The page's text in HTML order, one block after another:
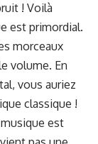
! Voilà
est primordial.
morceaux
volume. En
vous auriez
classique !
est